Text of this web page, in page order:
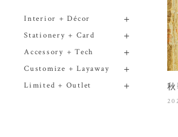
Interior + Décor
Stationery + Card
Accessory + Tech
Customize + Layaway
Limited + Outlet
秋